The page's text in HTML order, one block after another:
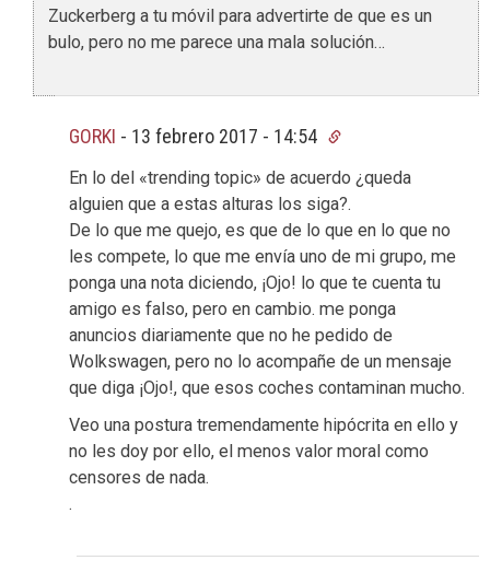
Zuckerberg a tu móvil para advertirte de que es un
bulo, pero no me parece una mala solución…
GORKI - 13 febrero 2017 - 14:54
En lo del «trending topic» de acuerdo ¿queda
alguien que a estas alturas los siga?.
De lo que me quejo, es que de lo que en lo que no
les compete, lo que me envía uno de mi grupo, me
ponga una nota diciendo, ¡Ojo! lo que te cuenta tu
amigo es falso, pero en cambio. me ponga
anuncios diariamente que no he pedido de
Wolkswagen, pero no lo acompañe de un mensaje
que diga ¡Ojo!, que esos coches contaminan mucho.
Veo una postura tremendamente hipócrita en ello y
no les doy por ello, el menos valor moral como
censores de nada.
.